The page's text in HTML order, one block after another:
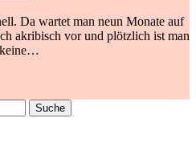
Da wartet man neun Monate auf
akribisch vor und plötzlich ist man
keine…